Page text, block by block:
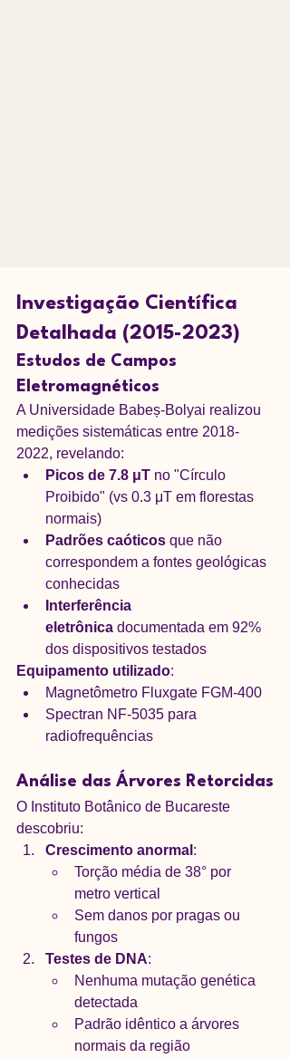
Investigação Científica
Detalhada (2015-2023)
Estudos de Campos
Eletromagnéticos
A Universidade Babeș-Bolyai realizou
medições sistemáticas entre 2018-
2022, revelando:
Picos de 7.8 μT no "Círculo
Proibido" (vs 0.3 μT em florestas
normais)
Padrões caóticos que não
correspondem a fontes geológicas
conhecidas
Interferência
eletrônica documentada em 92%
dos dispositivos testados
Equipamento utilizado:
Magnetômetro Fluxgate FGM-400
Spectran NF-5035 para
radiofrequências
Análise das Árvores Retorcidas
O Instituto Botânico de Bucareste
descobriu:
Crescimento anormal :
Torção média de 38° por
metro vertical
Sem danos por pragas ou
fungos
Testes de DNA:
Nenhuma mutação genética
detectada
Padrão idêntico a árvores
normais da região